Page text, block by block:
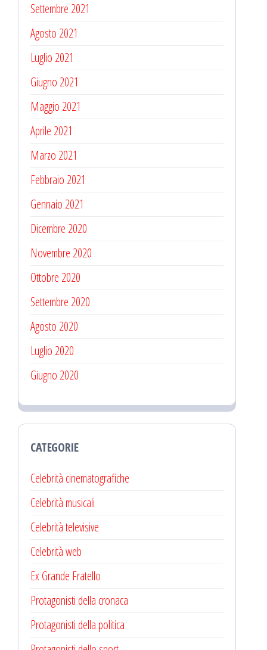
Settembre 2021
Agosto 2021
Luglio 2021
Giugno 2021
Maggio 2021
Aprile 2021
Marzo 2021
Febbraio 2021
Gennaio 2021
Dicembre 2020
Novembre 2020
Ottobre 2020
Settembre 2020
Agosto 2020
Luglio 2020
Giugno 2020
CATEGORIE
Celebrità cinematografiche
Celebrità musicali
Celebrità televisive
Celebrità web
Ex Grande Fratello
Protagonisti della cronaca
Protagonisti della politica